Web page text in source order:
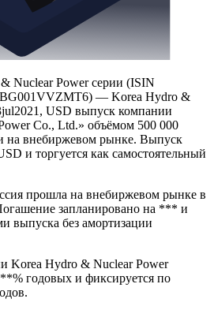
Nuclear Power серии (ISIN
— Korea Hydro &
USD выпуск компании
Co., Ltd.» объёмом 500 000
на внебиржевом рынке. Выпуск
и торгуется как самостоятельный
прошла на внебиржевом рынке в
запланировано на *** и
выпуска без амортизации